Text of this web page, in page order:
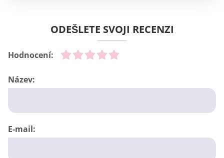
ODEŠLETE SVOJI RECENZI
Hodnocení:
Název:
E-mail: